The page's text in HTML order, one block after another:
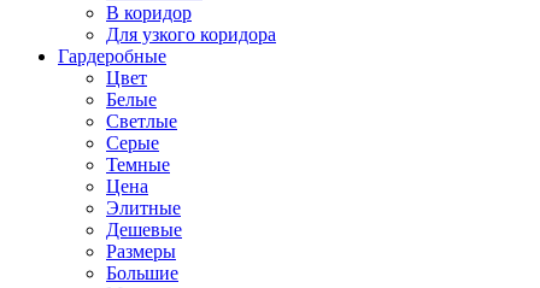
В коридор
Для узкого коридора
Гардеробные
Цвет
Белые
Светлые
Серые
Темные
Цена
Элитные
Дешевые
Размеры
Большие